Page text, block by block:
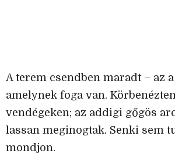
A terem csendben maradt – az
amelynek foga van.
vendégeken; az addigi gőgös
lassan meginogtak. Senki sem
mondjon.